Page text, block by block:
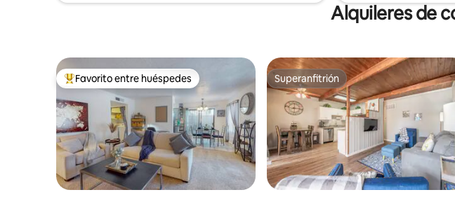
Alquileres de
De los mejores en Favorito entre huéspedes
Favorito entre huéspedes Superanfitrión
Superanfitrión